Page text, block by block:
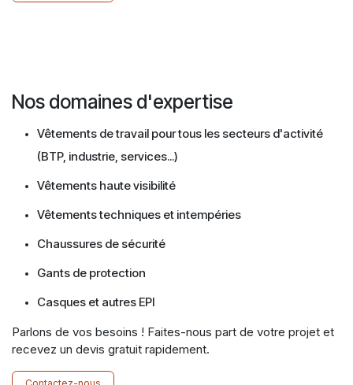
Nos domaines d'expertise
Vêtements de travail pour tous les secteurs d'activité
(BTP, industrie, services...)
Vêtements haute visibilité
Vêtements techniques et intempéries
Chaussures de sécurité
Gants de protection
Casques et autres EPI
Parlons de vos besoins ! Faites-nous part de votre projet et
recevez un devis gratuit rapidement.